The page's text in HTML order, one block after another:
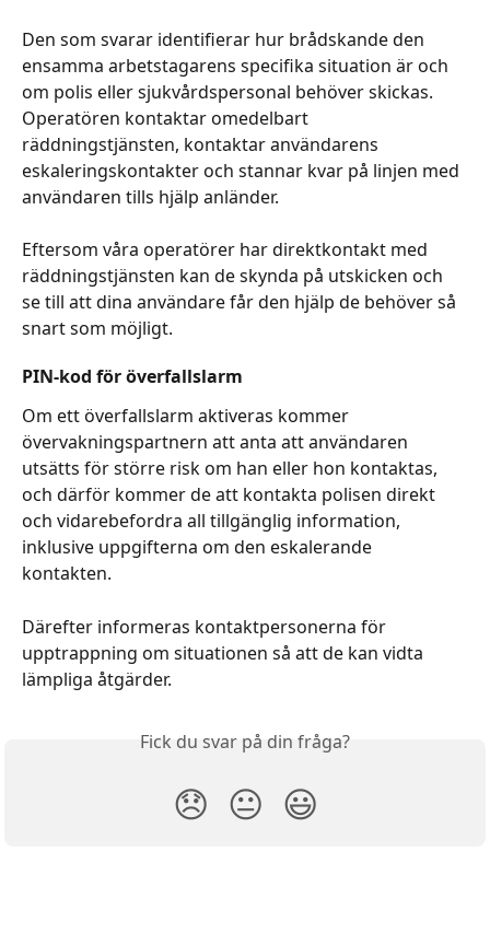
Den som svarar identifierar hur brådskande den
ensamma arbetstagarens specifika situation är och
om polis eller sjukvårdspersonal behöver skickas.
Operatören kontaktar omedelbart
räddningstjänsten, kontaktar användarens
eskaleringskontakter och stannar kvar på linjen med
användaren tills hjälp anländer.
Eftersom våra operatörer har direktkontakt med
räddningstjänsten kan de skynda på utskicken och
se till att dina användare får den hjälp de behöver så
snart som möjligt.
PIN-kod för överfallslarm
Om ett överfallslarm aktiveras kommer
övervakningspartnern att anta att användaren
utsätts för större risk om han eller hon kontaktas,
och därför kommer de att kontakta polisen direkt
och vidarebefordra all tillgänglig information,
inklusive uppgifterna om den eskalerande
kontakten.
Därefter informeras kontaktpersonerna för
upptrappning om situationen så att de kan vidta
lämpliga åtgärder.
Fick du svar på din fråga?
😞 😐 😃